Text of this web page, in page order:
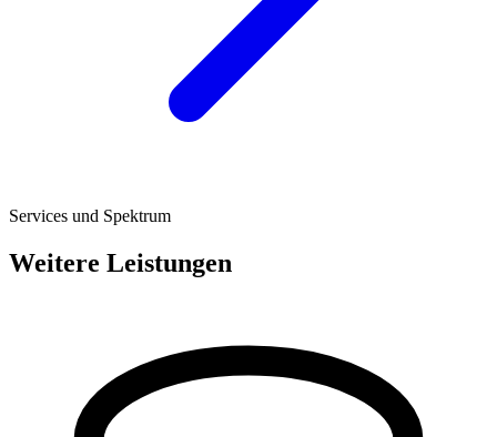
Services und Spektrum
Weitere Leistungen